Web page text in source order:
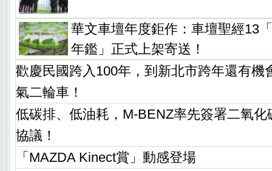
華文車壇年度鉅作：車壇聖經13
年鑑」正式上架寄送！
歡慶民國跨入100年，到新北市跨年還有機
氣二輪車！
低碳排、低油耗，M-BENZ率先簽署二氧
協議！
「MAZDA Kinect賞」動感登場